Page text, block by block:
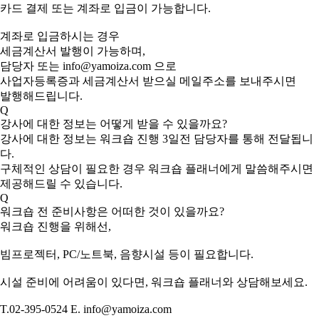
카드 결제 또는 계좌로 입금이 가능합니다.
계좌로 입금하시는 경우
세금계산서 발행이 가능하며,
담당자 또는 info@yamoiza.com 으로
사업자등록증과 세금계산서 받으실 메일주소를 보내주시면
발행해드립니다.
Q
강사에 대한 정보는 어떻게 받을 수 있을까요?
강사에 대한 정보는 워크숍 진행 3일전 담당자를 통해 전달됩니
다.
구체적인 상담이 필요한 경우 워크숍 플래너에게 말씀해주시면
제공해드릴 수 있습니다.
Q
워크숍 전 준비사항은 어떠한 것이 있을까요?
워크숍 진행을 위해선,
빔프로젝터, PC/노트북, 음향시설 등이 필요합니다.
시설 준비에 어려움이 있다면, 워크숍 플래너와 상담해보세요.
T.02-395-0524 E. info@yamoiza.com